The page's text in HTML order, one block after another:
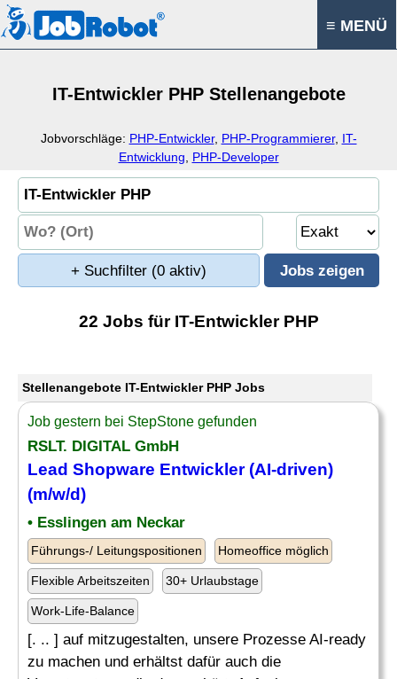
≡ MENÜ
IT-Entwickler PHP Stellenangebote
Jobvorschläge: PHP-Entwickler, PHP-Programmierer, IT-
Entwicklung
PHP-Developer
+ Suchfilter (0 aktiv)
22 Jobs für IT-Entwickler PHP
Stellenangebote IT-Entwickler PHP Jobs
Job gestern bei StepStone gefunden
RSLT. DIGITAL GmbH
Lead Shopware Entwickler (AI-driven)
(m/w/d)
• Esslingen am Neckar
Führungs-/ Leitungspositionen Homeoffice möglich
Flexible Arbeitszeiten 30+ Urlaubstage
Work-Life-Balance
[. .. ] auf mitzugestalten, unsere Prozesse AI-ready
zu machen und erhältst dafür auch die